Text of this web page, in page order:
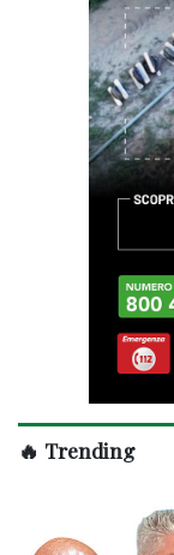
🔥 Trending